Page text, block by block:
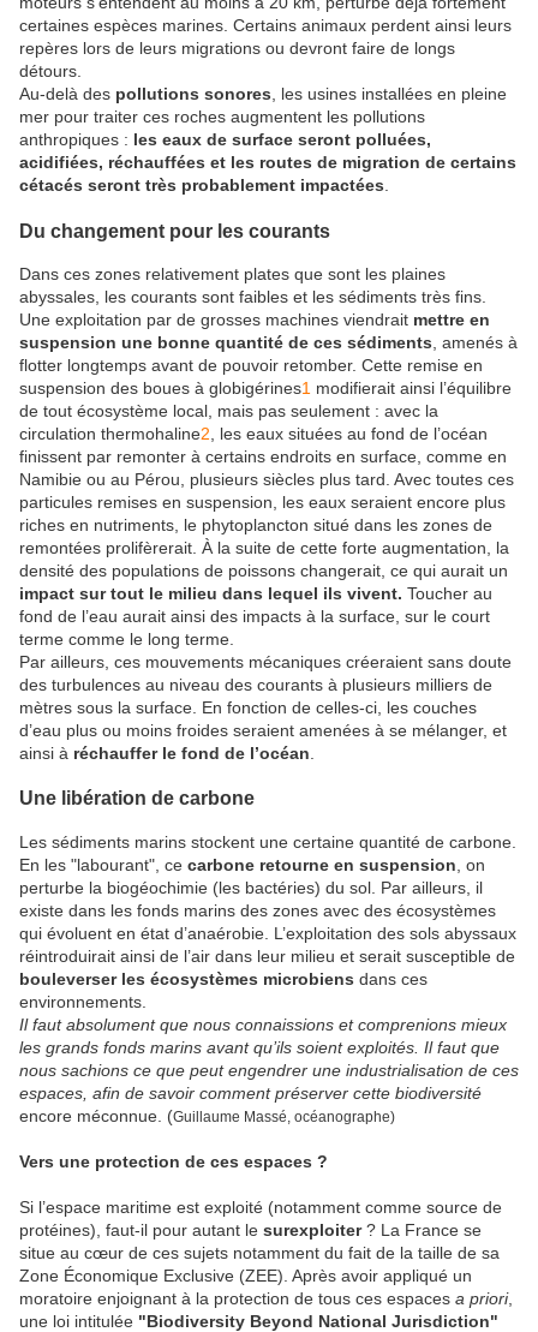
certaines espèces marines. Certains animaux perdent ainsi leurs
repères lors de leurs migrations ou devront faire de longs
détours.
Au-delà des pollutions sonores , les usines installées en pleine
mer pour traiter ces roches augmentent les pollutions
anthropiques : les eaux de surface seront polluées,
acidifiées, réchauffées et les routes de migration de certains
cétacés seront très probablement impactées
Du changement pour les courants
Dans ces zones relativement plates que sont les plaines
abyssales, les courants sont faibles et les sédiments très fins.
Une exploitation par de grosses machines viendrait mettre en
suspension une bonne quantité de ces sédiments , amenés à
flotter longtemps avant de pouvoir retomber. Cette remise en
suspension des boues à globigérines1 modifierait ainsi l’équilibre
de tout écosystème local, mais pas seulement : avec la
circulation thermohaline2 , les eaux situées au fond de l’océan
finissent par remonter à certains endroits en surface, comme en
Namibie ou au Pérou, plusieurs siècles plus tard. Avec toutes ces
particules remises en suspension, les eaux seraient encore plus
riches en nutriments, le phytoplancton situé dans les zones de
remontées prolifèrerait. À la suite de cette forte augmentation, la
densité des populations de poissons changerait, ce qui aurait un
impact sur tout le milieu dans lequel ils vivent. Toucher au
fond de l’eau aurait ainsi des impacts à la surface, sur le court
terme comme le long terme.
Par ailleurs, ces mouvements mécaniques créeraient sans doute
des turbulences au niveau des courants à plusieurs milliers de
mètres sous la surface. En fonction de celles-ci, les couches
d’eau plus ou moins froides seraient amenées à se mélanger, et
ainsi à réchauffer le fond de l’océan
Une libération de carbone
Les sédiments marins stockent une certaine quantité de carbone.
En les "labourant", ce carbone retourne en suspension , on
perturbe la biogéochimie (les bactéries) du sol. Par ailleurs, il
existe dans les fonds marins des zones avec des écosystèmes
qui évoluent en état d’anaérobie. L’exploitation des sols abyssaux
réintroduirait ainsi de l’air dans leur milieu et serait susceptible de
bouleverser les écosystèmes microbiens dans ces
environnements.
Il faut absolument que nous connaissions et comprenions mieux
les grands fonds marins avant qu’ils soient exploités. Il faut que
nous sachions ce que peut engendrer une industrialisation de ces
espaces, afin de savoir comment préserver cette biodiversité
encore méconnue. (Guillaume Massé, océanographe)
Vers une protection de ces espaces ?
Si l’espace maritime est exploité (notamment comme source de
protéines), faut-il pour autant le surexploiter? La France se
situe au cœur de ces sujets notamment du fait de la taille de sa
Zone Économique Exclusive (ZEE). Après avoir appliqué un
moratoire enjoignant à la protection de tous ces espaces a priori,
une loi intitulée "Biodiversity Beyond National Jurisdiction"